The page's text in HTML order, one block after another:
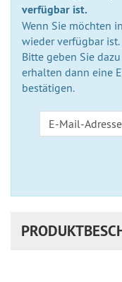
verfügbar ist.
Wenn Sie möchten
wieder verfügbar ist.
Bitte geben Sie
erhalten dann eine
bestätigen.